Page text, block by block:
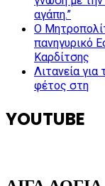
αγάπη.”
Ο
πανηγυρικό
Καρδίτσης
Λιτανεία για
φέτος στη
YOUTUBE